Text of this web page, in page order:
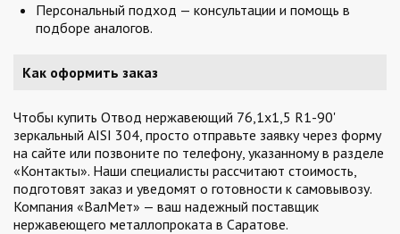
Персональный подход — консультации и помощь в
подборе аналогов.
Как оформить заказ
Чтобы купить Отвод нержавеющий 76,1х1,5 R1-90'
зеркальный AISI 304, просто отправьте заявку через форму
на сайте или позвоните по телефону, указанному в разделе
«Контакты». Наши специалисты рассчитают стоимость,
подготовят заказ и уведомят о готовности к самовывозу.
Компания «ВалМет» — ваш надежный поставщик
нержавеющего металлопроката в Саратове.